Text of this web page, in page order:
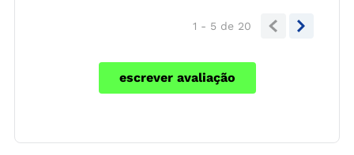
1 - 5 de 20
escrever avaliação